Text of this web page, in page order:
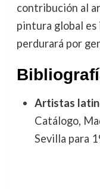
contribución al
pintura global es
perdurará por
Artistas
Catálogo,
Sevilla para